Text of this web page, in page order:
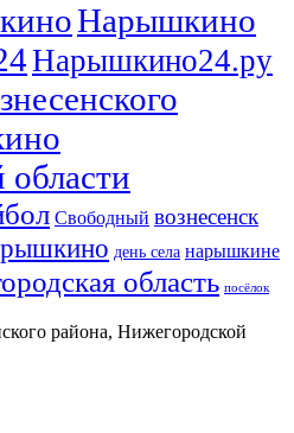
Нарышкино
Нарышкино24.ру
Свободный вознесенск
день села нарышкине
область посёлок
района, Нижегородской